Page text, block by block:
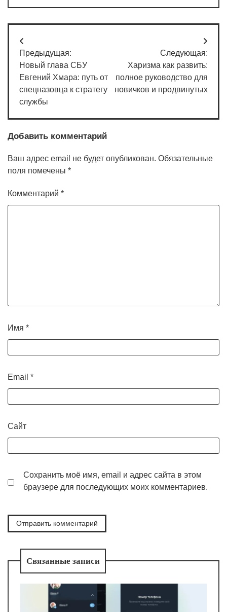
Навигация
по
записям
Предыдущая:
Новый глава СБУ
Евгений Хмара: путь от
спецназовца к стратегу
службы
Следующая:
Харизма как развить:
полное руководство для
новичков и продвинутых
Добавить комментарий
Ваш адрес email не будет опубликован. Обязательные
поля помечены *
Комментарий *
Имя *
Email *
Сайт
Сохранить моё имя, email и адрес сайта в этом
браузере для последующих моих комментариев.
Связанные записи